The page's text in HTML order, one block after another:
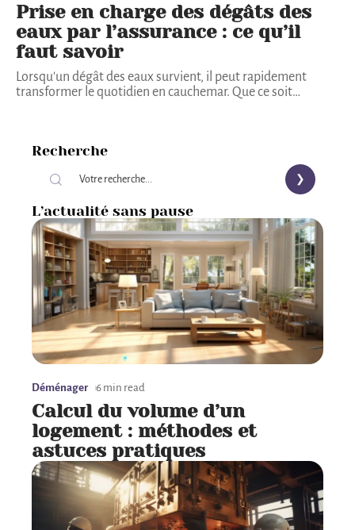
Prise en charge des dégâts des
eaux par l’assurance : ce qu’il
faut savoir
Lorsqu'un dégât des eaux survient, il peut rapidement
transformer le quotidien en cauchemar. Que ce soit…
Recherche
L’actualité sans pause
Déménager 6 min read
Calcul du volume d’un
logement : méthodes et
astuces pratiques